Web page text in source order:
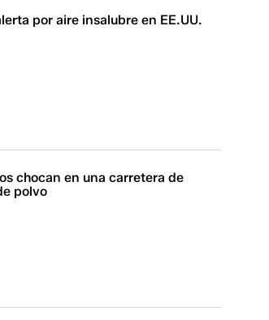
por aire insalubre en EE.UU.
chocan en una carretera de
polvo